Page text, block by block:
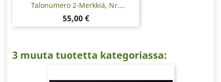
Talonumero 2-Merkkiä, Nr....
Hinta
55,00 €
3 muuta tuotetta kategoriassa: